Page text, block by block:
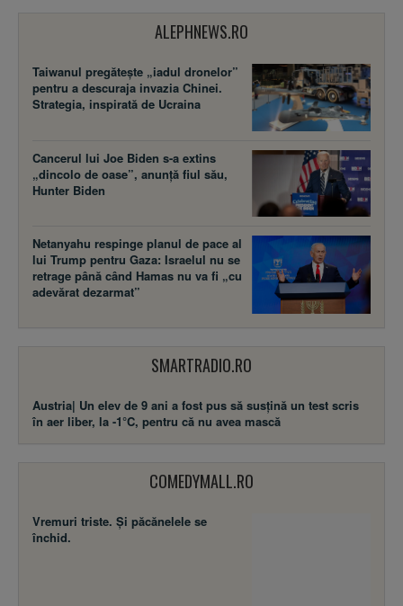
ALEPHNEWS.RO
Taiwanul pregătește „iadul dronelor”
pentru a descuraja invazia Chinei.
Strategia, inspirată de Ucraina
Cancerul lui Joe Biden s-a extins
„dincolo de oase”, anunță fiul său,
Hunter Biden
Netanyahu respinge planul de pace al
lui Trump pentru Gaza: Israelul nu se
retrage până când Hamas nu va fi „cu
adevărat dezarmat”
SMARTRADIO.RO
Austria| Un elev de 9 ani a fost pus să susţină un test scris
în aer liber, la -1°C, pentru că nu avea mască
COMEDYMALL.RO
Vremuri triste. Şi păcănelele se
închid.